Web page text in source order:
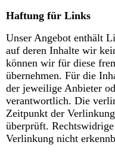
Haftung für Links
Unser Angebot enthält
auf deren Inhalte wir
können wir für diese
übernehmen. Für die
der jeweilige Anbieter
verantwortlich. Die
Zeitpunkt der
überprüft.
Verlinkung nicht